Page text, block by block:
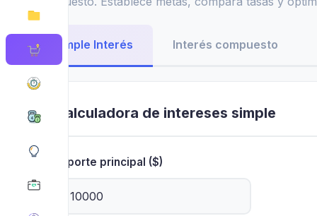
obtener el máximo retorno.
Simple Interés
Interés compuesto
Calculadora de intereses simple
Importe principal ($)